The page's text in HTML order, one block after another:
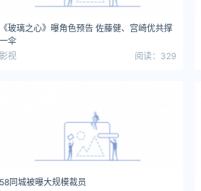
《玻璃之心》曝角色预告 佐藤健、宫崎优共撑
一伞
影视
阅读：329
58同城被曝大规模裁员